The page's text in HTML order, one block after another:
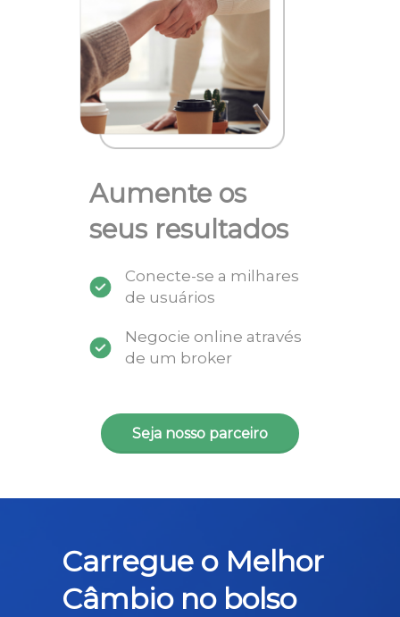
Aumente os
seus resultados
Conecte-se a milhares
de usuários
Negocie online através
de um broker
Seja nosso parceiro
Carregue o Melhor
Câmbio no bolso